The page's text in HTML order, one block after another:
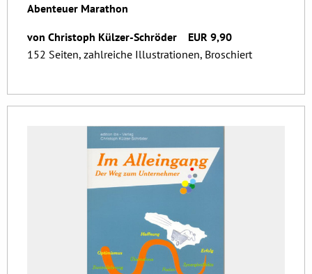
Abenteuer Marathon
von Christoph Külzer-Schröder EUR 9,90
152 Seiten, zahlreiche Illustrationen, Broschiert